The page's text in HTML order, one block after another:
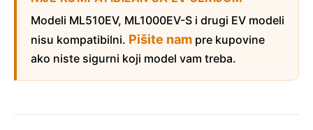
Modeli ML510EV, ML1000EV-S i drugi EV modeli
nisu kompatibilni. Pišite nam pre kupovine
ako niste sigurni koji model vam treba.